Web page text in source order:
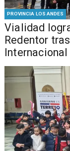
PROVINCIA LOS ANDES
Vialidad
Redentor
Internacional